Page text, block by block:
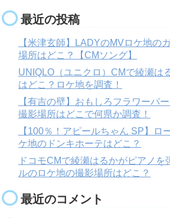
最近の投稿
【米津玄師】LADYのMVロケ地の
場所はどこ？【CMソング】
UNIQLO（ユニクロ）CMで綾瀬は
はどこ？ロケ地を調査！
【有吉の壁】おもしろフラワーパ
撮影場所はどこで何県か調査！
【100％！アピールちゃん SP】ロ
ケ地のドンキホーテはどこ？
ドコモCMで綾瀬はるかがピアノを
ルのロケ地の撮影場所はどこ？
最近のコメント